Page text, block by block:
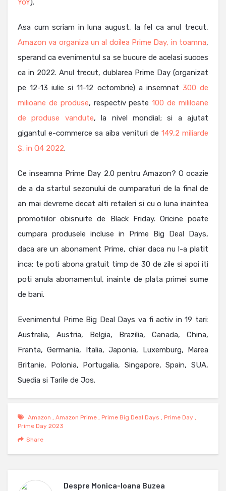
YoY).
Asa cum scriam in luna august, la fel ca anul trecut,
Amazon va organiza un al doilea Prime Day, in toamna,
sperand ca evenimentul sa se bucure de acelasi succes
ca in 2022. Anul trecut, dublarea Prime Day (organizat
pe 12-13 iulie si 11-12 octombrie) a insemnat 300 de
milioane de produse, respectiv peste100 de mililoane
de produse vandute, la nivel mondial; si a ajutat
gigantul e-commerce sa aiba venituri de 149,2 miliarde
$, in Q4 2022.
Ce inseamna Prime Day 2.0 pentru Amazon? O ocazie
de a da startul sezonului de cumparaturi de la final de
an mai devreme decat alti retaileri si cu o luna inaintea
promotiilor obisnuite de Black Friday. Oricine poate
cumpara produsele incluse in Prime Big Deal Days,
daca are un abonament Prime, chiar daca nu l-a platit
inca: te poti abona gratuit timp de 30 de zile si apoi iti
poti anula abonamentul, inainte de plata primei sume
de bani.
Evenimentul Prime Big Deal Days va fi activ in 19 tari:
Australia, Austria, Belgia, Brazilia, Canada, China,
Franta, Germania, Italia, Japonia, Luxemburg, Marea
Britanie, Polonia, Portugalia, Singapore, Spain, SUA,
Suedia si Tarile de Jos.
Amazon , Amazon Prime , Prime Big Deal Days , Prime Day ,
Prime Day 2023
Share
Despre Monica-Ioana Buzea